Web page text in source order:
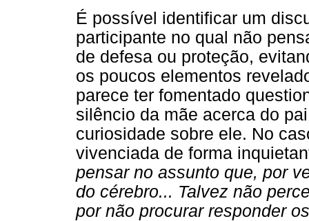
É possível identificar um
participante no qual não
de defesa ou proteção,
os poucos elementos
parece ter fomentado
silêncio da mãe acerca do
curiosidade sobre ele. No
vivenciada de forma
pensar no assunto que, por
do cérebro... Talvez não
por não procurar responder